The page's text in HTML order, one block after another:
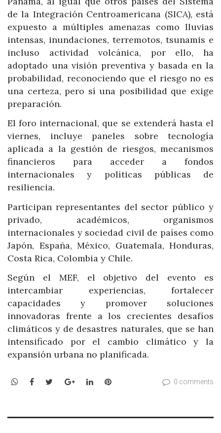
de la Integración Centroamericana (SICA), está
expuesto a múltiples amenazas como lluvias
intensas, inundaciones, terremotos, tsunamis e
incluso actividad volcánica, por ello, ha
adoptado una visión preventiva y basada en la
probabilidad, reconociendo que el riesgo no es
una certeza, pero sí una posibilidad que exige
preparación.
El foro internacional, que se extenderá hasta el
viernes, incluye paneles sobre tecnología
aplicada a la gestión de riesgos, mecanismos
financieros para acceder a fondos
internacionales y políticas públicas de
resiliencia.
Participan representantes del sector público y
privado, académicos, organismos
internacionales y sociedad civil de países como
Japón, España, México, Guatemala, Honduras,
Costa Rica, Colombia y Chile.
Según el MEF, el objetivo del evento es
intercambiar experiencias, fortalecer
capacidades y promover soluciones
innovadoras frente a los crecientes desafíos
climáticos y de desastres naturales, que se han
intensificado por el cambio climático y la
expansión urbana no planificada.
WhatsApp
Facebook
TwitterGoogle+LinkedInPinterest 0 comments